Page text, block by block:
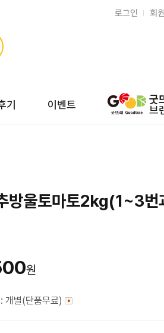
로그인 회
기 이벤트
굿
브
방울토마토2kg(1~3번
원
개별(단품무료)